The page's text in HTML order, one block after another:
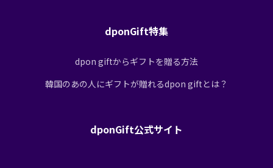
dponGift特集
dpon giftからギフトを贈る方法
韓国のあの人にギフトが贈れるdpon giftとは？
dponGift公式サイト